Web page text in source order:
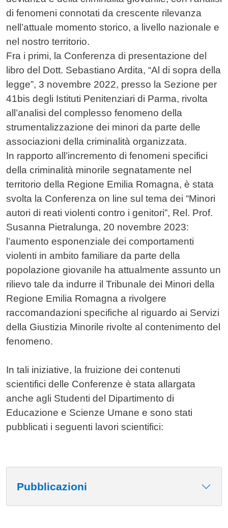
di fenomeni connotati da crescente rilevanza
nell’attuale momento storico, a livello nazionale e
nel nostro territorio.
Fra i primi, la Conferenza di presentazione del
libro del Dott. Sebastiano Ardita, “Al di sopra della
legge”, 3 novembre 2022, presso la Sezione per
41bis degli Istituti Penitenziari di Parma, rivolta
all’analisi del complesso fenomeno della
strumentalizzazione dei minori da parte delle
associazioni della criminalità organizzata.
In rapporto all’incremento di fenomeni specifici
della criminalità minorile segnatamente nel
territorio della Regione Emilia Romagna, è stata
svolta la Conferenza on line sul tema dei “Minori
autori di reati violenti contro i genitori”, Rel. Prof.
Susanna Pietralunga, 20 novembre 2023:
l’aumento esponenziale dei comportamenti
violenti in ambito familiare da parte della
popolazione giovanile ha attualmente assunto un
rilievo tale da indurre il Tribunale dei Minori della
Regione Emilia Romagna a rivolgere
raccomandazioni specifiche al riguardo ai Servizi
della Giustizia Minorile rivolte al contenimento del
fenomeno.
In tali iniziative, la fruizione dei contenuti
scientifici delle Conferenze è stata allargata
anche agli Studenti del Dipartimento di
Educazione e Scienze Umane e sono stati
pubblicati i seguenti lavori scientifici:
Pubblicazioni